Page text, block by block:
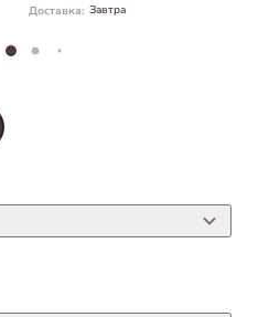
Доставка: Завтра